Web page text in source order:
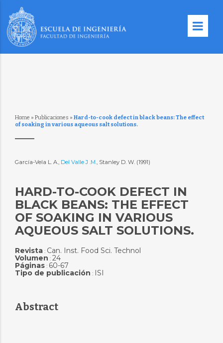
Home » Publicaciones » Hard-to-cook defect in black beans: The effect
of soaking in various aqueous salt solutions.
García-Vela L. A., Del Valle J .M., Stanley D. W. (1991)
HARD-TO-COOK DEFECT IN
BLACK BEANS: THE EFFECT
OF SOAKING IN VARIOUS
AQUEOUS SALT SOLUTIONS.
Revista: Can. Inst. Food Sci. Technol
Volumen : 24
Páginas: 60-67
Tipo de publicación : ISI
Abstract